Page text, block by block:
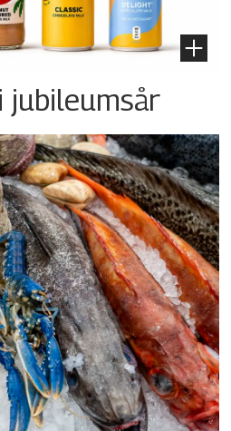
jubileumsår